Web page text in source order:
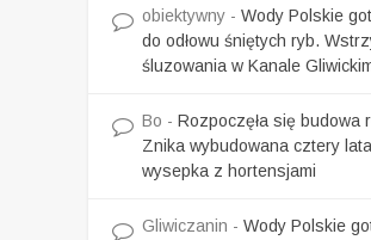
obiektywny - Wody Polskie
do odłowu śniętych ryb.
śluzowania w Kanale
Bo - Rozpoczęła się budowa
Znika wybudowana cztery
wysepka z hortensjami
Gliwiczanin - Wody Polskie